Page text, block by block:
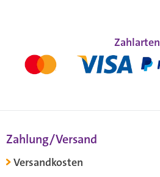
Zahlarten
Zahlung/Versand
Versandkosten